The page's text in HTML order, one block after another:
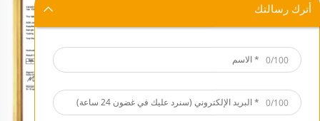
أترك رسالتك
0/100
0/100